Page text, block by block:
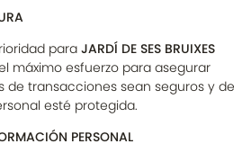
para JARDÍ DE SES BRUIXES
máximo esfuerzo para asegurar
de transacciones sean seguros y de
esté protegida.
PERSONAL